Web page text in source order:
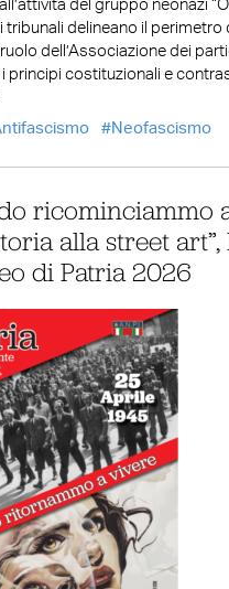
del gruppo neonazi
i tribunali delineano il
dell’Associazione dei
principi costituzionali e
Neofascismo
ricominciammo
alla street
di Patria 2026